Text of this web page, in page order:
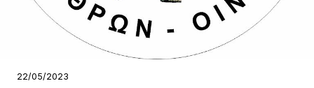
22/05/2023